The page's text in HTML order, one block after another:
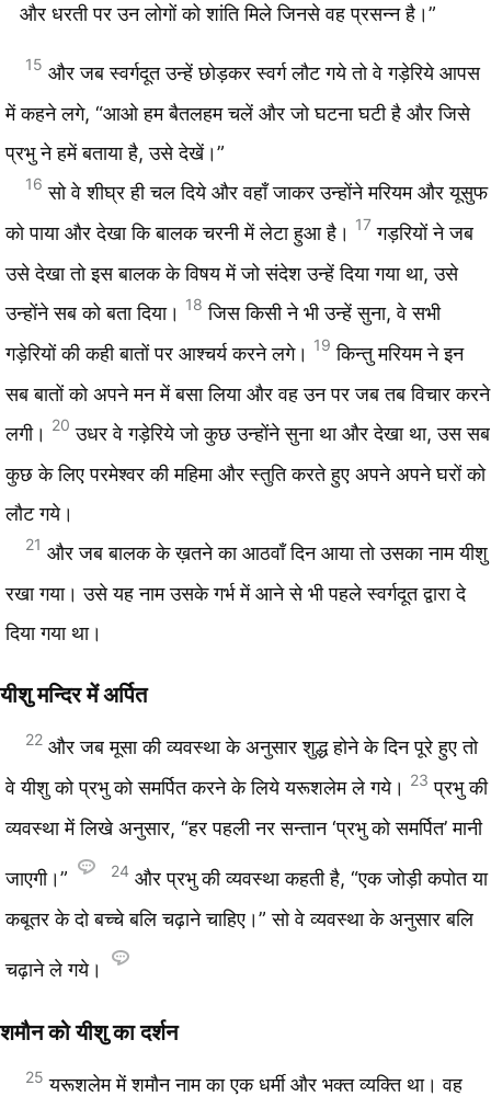
और धरती पर उन लोगों को शांति मिले जिनसे वह प्रसन्न है।”
15 और जब स्वर्गदूत उन्हें छोड़कर स्वर्ग लौट गये तो वे गड़ेरिये आपस
में कहने लगे, “आओ हम बैतलहम चलें और जो घटना घटी है और जिसे
प्रभु ने हमें बताया है, उसे देखें।”
16 सो वे शीघ्र ही चल दिये और वहाँ जाकर उन्होंने मरियम और यूसुफ
को पाया और देखा कि बालक चरनी में लेटा हुआ है। 17 गड़रियों ने जब
उसे देखा तो इस बालक के विषय में जो संदेश उन्हें दिया गया था, उसे
उन्होंने सब को बता दिया। 18 जिस किसी ने भी उन्हें सुना, वे सभी
गड़ेरियों की कही बातों पर आश्चर्य करने लगे। 19 किन्तु मरियम ने इन
सब बातों को अपने मन में बसा लिया और वह उन पर जब तब विचार करने
लगी। 20 उधर वे गड़ेरिये जो कुछ उन्होंने सुना था और देखा था, उस सब
कुछ के लिए परमेश्वर की महिमा और स्तुति करते हुए अपने अपने घरों को
लौट गये।
21 और जब बालक के ख़तने का आठवाँ दिन आया तो उसका नाम यीशु
रखा गया। उसे यह नाम उसके गर्भ में आने से भी पहले स्वर्गदूत द्वारा दे
दिया गया था।
यीशु मन्दिर में अर्पित
22 और जब मूसा की व्यवस्था के अनुसार शुद्ध होने के दिन पूरे हुए तो
वे यीशु को प्रभु को समर्पित करने के लिये यरूशलेम ले गये। 23 प्रभु की
व्यवस्था में लिखे अनुसार, “हर पहली नर सन्तान ‘प्रभु को समर्पित’ मानी
जाएगी।” 24 और प्रभु की व्यवस्था कहती है, “एक जोड़ी कपोत या
कबूतर के दो बच्चे बलि चढ़ाने चाहिए।” सो वे व्यवस्था के अनुसार बलि
चढ़ाने ले गये।
शमौन को यीशु का दर्शन
25 यरूशलेम में शमौन नाम का एक धर्मी और भक्त व्यक्ति था। वह